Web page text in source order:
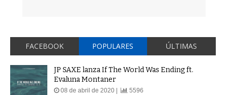
FACEBOOK POPULARES ÚLTIMAS
JP SAXE lanza If The World Was Ending ft.
Evaluna Montaner
08 de abril de 2020 | 5596